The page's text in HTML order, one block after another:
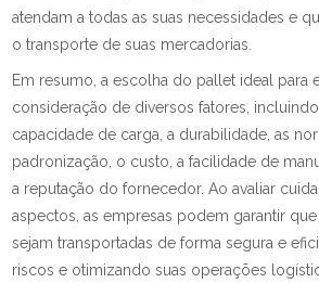
atendam a todas as suas necessidades e
o transporte de suas mercadorias.
Em resumo, a escolha do pallet ideal para
consideração de diversos fatores,
capacidade de carga, a durabilidade, as
padronização, o custo, a facilidade de
a reputação do fornecedor. Ao avaliar
aspectos, as empresas podem garantir
sejam transportadas de forma segura e
riscos e otimizando suas operações